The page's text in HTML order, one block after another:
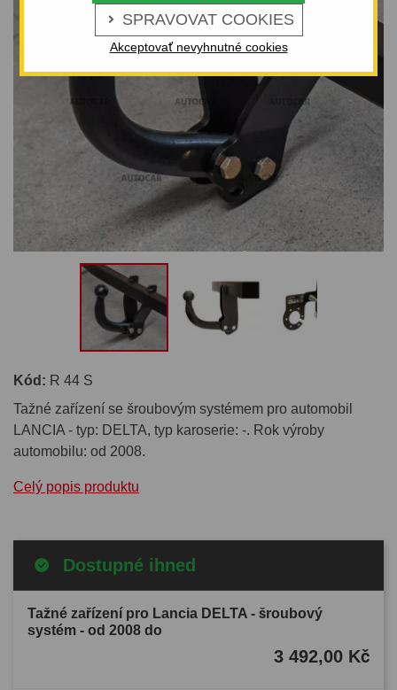
 SPRAVOVAT COOKIES
Akceptovať nevyhnutné cookies
Kód: R 44 S
Tažné zařízení se šroubovým systémem pro automobil
LANCIA - typ: DELTA, typ karoserie: -. Rok výroby
automobilu: od 2008.
Celý popis produktu
Dostupné ihned
Tažné zařízení pro Lancia DELTA - šroubový
systém - od 2008 do
3 492,00 Kč